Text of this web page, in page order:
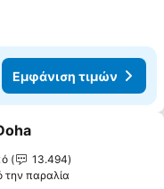
Εμφάνιση τιμών
στα αγαπημένα
13.494
την παραλία